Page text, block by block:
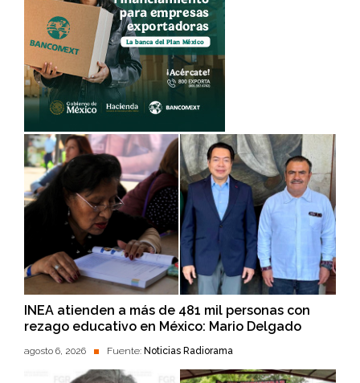
INEA atienden a más de 481 mil personas con
rezago educativo en México: Mario Delgado
agosto 6, 2026 Fuente: Noticias Radiorama